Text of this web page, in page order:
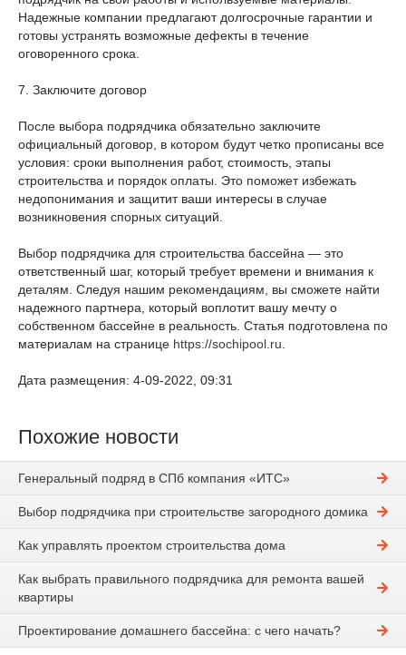
Надежные компании предлагают долгосрочные гарантии и
готовы устранять возможные дефекты в течение
оговоренного срока.
7. Заключите договор
После выбора подрядчика обязательно заключите
официальный договор, в котором будут четко прописаны все
условия: сроки выполнения работ, стоимость, этапы
строительства и порядок оплаты. Это поможет избежать
недопонимания и защитит ваши интересы в случае
возникновения спорных ситуаций.
Выбор подрядчика для строительства бассейна — это
ответственный шаг, который требует времени и внимания к
деталям. Следуя нашим рекомендациям, вы сможете найти
надежного партнера, который воплотит вашу мечту о
собственном бассейне в реальность. Статья подготовлена по
материалам на странице https://sochipool.ru
Дата размещения: 4-09-2022, 09:31
Похожие новости
Генеральный подряд в СПб компания «ИТС»
Выбор подрядчика при строительстве загородного домика
Как управлять проектом строительства дома
Как выбрать правильного подрядчика для ремонта вашей
квартиры
Проектирование домашнего бассейна: с чего начать?